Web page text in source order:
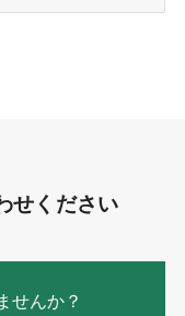
せください
せんか？